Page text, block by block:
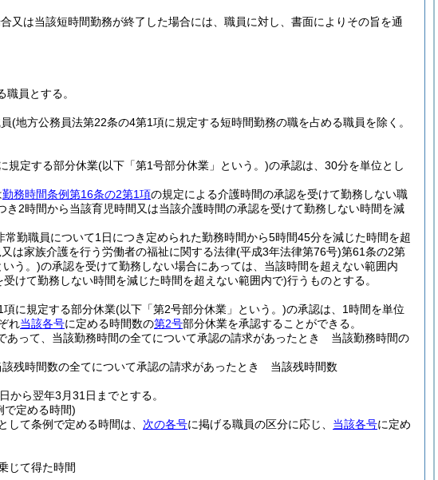
又は当該短時間勤務が終了した場合には、職員に対し、書面によりその旨を通
員とする。
(地方公務員法第22条の4第1項に規定する短時間勤務の職を占める職員を除く。
規定する部分休業(以下「第1号部分休業」という。)の承認は、30分を単位とし
勤務時間条例第16条の2第1項の規定による介護時間の承認を受けて勤務しない職
き2時間から当該育児時間又は当該介護時間の承認を受けて勤務しない時間を減
勤職員について1日につき定められた勤務時間から5時間45分を減じた時間を超
は家族介護を行う労働者の福祉に関する法律(平成3年法律第76号)第61条の2第
いう。)の承認を受けて勤務しない場合にあっては、当該時間を超えない範囲内
けて勤務しない時間を減じた時間を超えない範囲内で)行うものとする。
に規定する部分休業(以下「第2号部分休業」という。)の承認は、1時間を単位
れ当該各号に定める時間数の第2号部分休業を承認することができる。
あって、当該勤務時間の全てについて承認の請求があったとき 当該勤務時間の
残時間数の全てについて承認の請求があったとき 当該残時間数
から翌年3月31日までとする。
で定める時間)
て条例で定める時間は、 次の各号に掲げる職員の区分に応じ、 当該各号に定め
じて得た時間